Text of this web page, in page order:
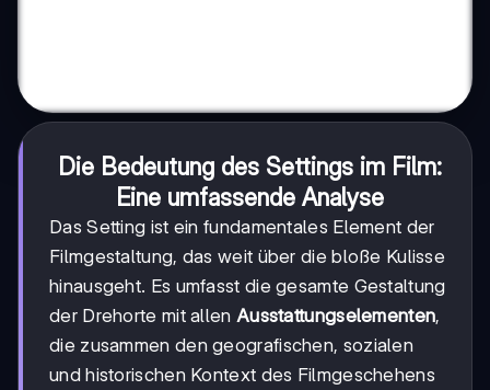
Die Bedeutung des Settings im Film:
Eine umfassende Analyse
Das Setting ist ein fundamentales Element der
Filmgestaltung, das weit über die bloße Kulisse
hinausgeht. Es umfasst die gesamte Gestaltung
der Drehorte mit allen Ausstattungselementen,
die zusammen den geografischen, sozialen
und historischen Kontext des Filmgeschehens